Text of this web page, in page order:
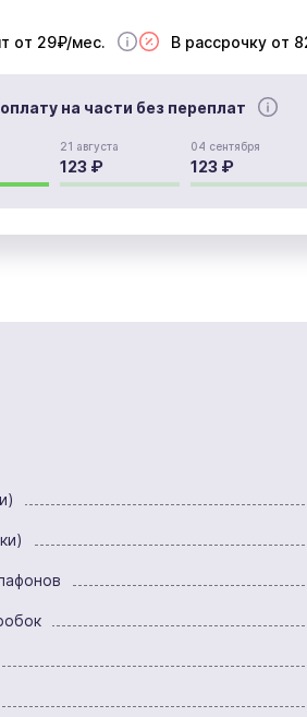
от 29₽/мес. В рассрочку от
на части без переплат
21 августа
123 ₽
04 сентября
123 ₽